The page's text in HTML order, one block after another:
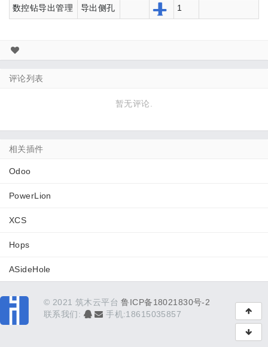
数控钻导出管理
导出侧孔 1
评论列表
暂无评论.
相关插件
Odoo
PowerLion
XCS
Hops
ASideHole
© 2021 筑木云平台鲁ICP备18021830号-2
联系我们:
手机:18615035857